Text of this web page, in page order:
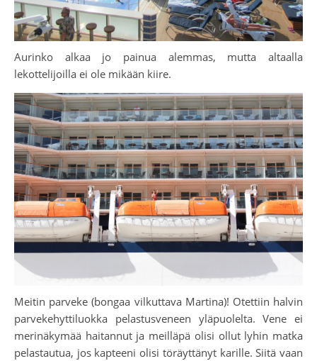
Aurinko alkaa jo painua alemmas, mutta altaalla
lekottelijoilla ei ole mikään kiire.
Meitin parveke (bongaa vilkuttava Martina)! Otettiin halvin
parvekehyttiluokka pelastusveneen yläpuolelta. Vene ei
merinäkymää haitannut ja meilläpä olisi ollut lyhin matka
pelastautua, jos kapteeni olisi töräyttänyt karille. Siitä vaan